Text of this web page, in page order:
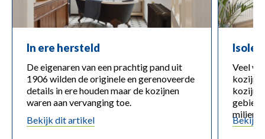
In ere hersteld
De eigenaren van een prachtig pand uit
1906 wilden de originele en gerenoveerde
details in ere houden maar de kozijnen
waren aan vervanging toe.
Bekijk dit artikel
Veel
gebied
milieu.
Bekijk